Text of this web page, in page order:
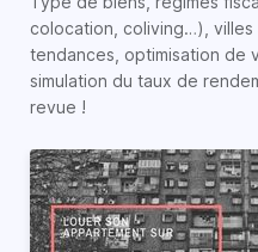
colocation, coliving…),
tendances, optimisation de
simulation du taux de
revue !